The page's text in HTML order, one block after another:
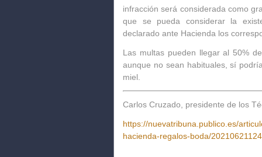
infracción será considerada como
que se pueda considerar la
declarado ante Hacienda los
Las multas pueden llegar al 50%
aunque no sean habituales, sí
miel.
Carlos Cruzado, presidente de los
https://nuevatribuna.publico.es/
hacienda-regalos-boda/